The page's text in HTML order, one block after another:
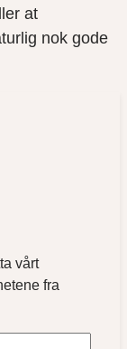
at
nok gode
vårt
fra